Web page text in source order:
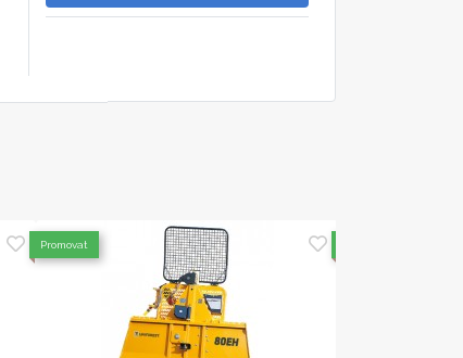
Promovat